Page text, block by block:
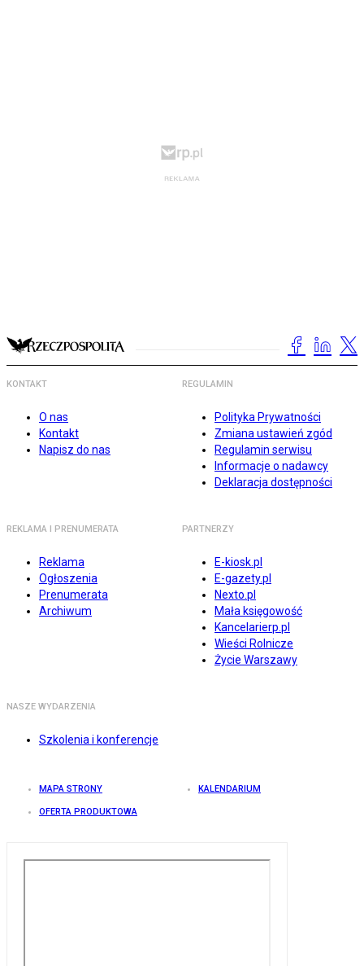
KONTAKT
O nas
Kontakt
Napisz do nas
REGULAMIN
Polityka Prywatności
Zmiana ustawień zgód
Regulamin serwisu
Informacje o nadawcy
Deklaracja dostępności
REKLAMA I PRENUMERATA
Reklama
Ogłoszenia
Prenumerata
Archiwum
PARTNERZY
E-kiosk.pl
E-gazety.pl
Nexto.pl
Mała księgowość
Kancelarierp.pl
Wieści Rolnicze
Życie Warszawy
NASZE WYDARZENIA
Szkolenia i konferencje
MAPA STRONY KALENDARIUM
OFERTA PRODUKTOWA